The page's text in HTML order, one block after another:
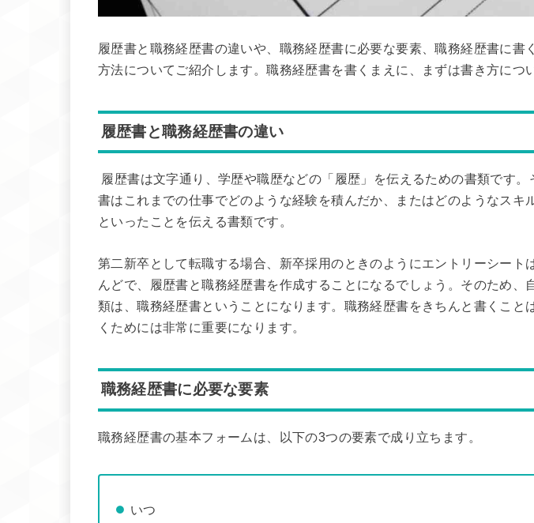
履歴書と職務経歴書の違いや、職務経歴書に必要な要素、職務経歴書に書
方法についてご紹介します。職務経歴書を書くまえに、まずは書き方につ
履歴書と職務経歴書の違い
履歴書は文字通り、学歴や職歴などの「履歴」を伝えるための書類です
書はこれまでの仕事でどのような経験を積んだか、またはどのようなスキ
といったことを伝える書類です。
第二新卒として転職する場合、新卒採用のときのようにエントリーシート
んどで、履歴書と職務経歴書を作成することになるでしょう。そのため、
類は、職務経歴書ということになります。職務経歴書をきちんと書くこと
くためには非常に重要になります。
職務経歴書に必要な要素
職務経歴書の基本フォームは、以下の3つの要素で成り立ちます。
いつ